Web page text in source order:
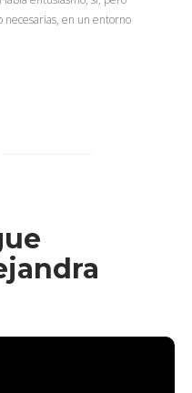
necesarias, en un entorno